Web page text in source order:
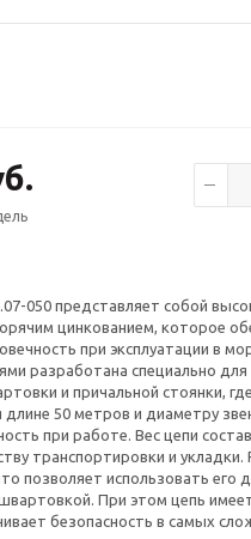
050 представляет собой
цинкованием, которое
при эксплуатации в
разработана специально для
и причальной стоянки,
длине 50 метров и диаметру
при работе. Вес цепи
транспортировки и укладки.
позволяет использовать
При этом цепь
безопасность в самых